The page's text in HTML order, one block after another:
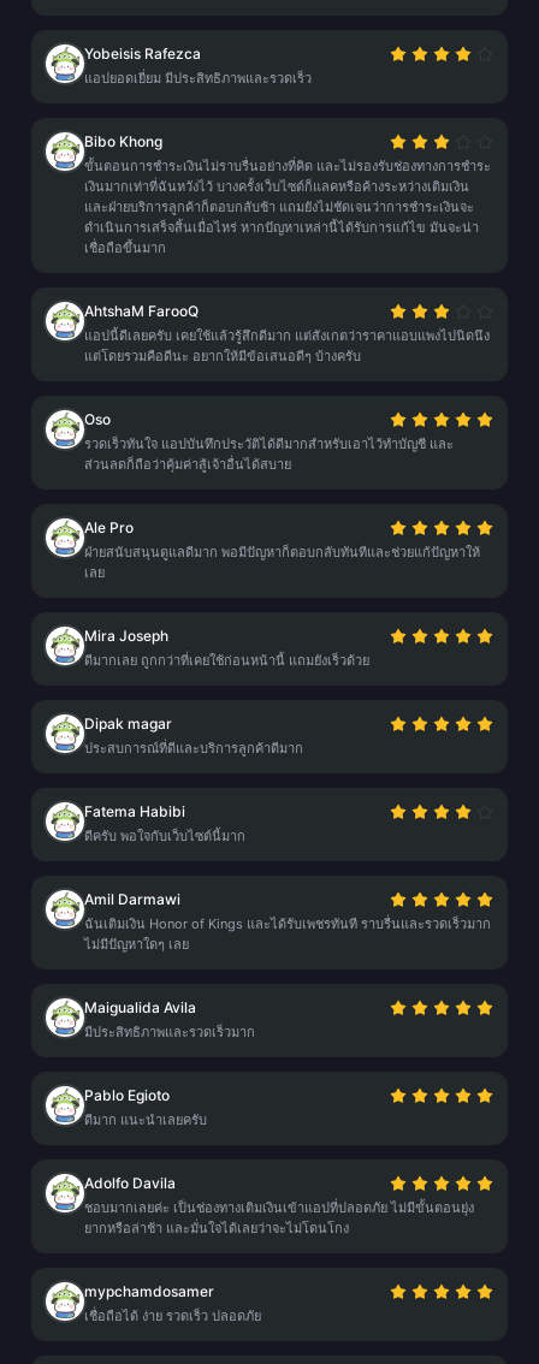
Yobeisis Rafezca
แอปยอดเยี่ยม มีประสิทธิภาพและรวดเร็ว
Bibo Khong
ขั้นตอนการชำระเงินไม่ราบรื่นอย่างที่คิด และไม่รองรับช่องทางการชำระ
เงินมากเท่าที่ฉันหวังไว้ บางครั้งเว็บไซต์ก็แลคหรือค้างระหว่างเติมเงิน
และฝ่ายบริการลูกค้าก็ตอบกลับช้า แถมยังไม่ชัดเจนว่าการชำระเงินจะ
ดำเนินการเสร็จสิ้นเมื่อไหร่ หากปัญหาเหล่านี้ได้รับการแก้ไข มันจะน่า
เชื่อถือขึ้นมาก
AhtshaM FarooQ
แอปนี้ดีเลยครับ เคยใช้แล้วรู้สึกดีมาก แต่สังเกตว่าราคาแอบแพงไปนิดนึง
แต่โดยรวมคือดีนะ อยากให้มีข้อเสนอดีๆ บ้างครับ
Oso
รวดเร็วทันใจ แอปบันทึกประวัติได้ดีมากสำหรับเอาไว้ทำบัญชี และ
ส่วนลดก็ถือว่าคุ้มค่าสู้เจ้าอื่นได้สบาย
Ale Pro
ฝ่ายสนับสนุนดูแลดีมาก พอมีปัญหาก็ตอบกลับทันทีและช่วยแก้ปัญหาให้
เลย
Mira Joseph
ดีมากเลย ถูกกว่าที่เคยใช้ก่อนหน้านี้ แถมยังเร็วด้วย
Dipak magar
ประสบการณ์ที่ดีและบริการลูกค้าดีมาก
Fatema Habibi
ดีครับ พอใจกับเว็บไซต์นี้มาก
Amil Darmawi
ฉันเติมเงิน Honor of Kings และได้รับเพชรทันที ราบรื่นและรวดเร็วมาก
ไม่มีปัญหาใดๆ เลย
Maigualida Avila
มีประสิทธิภาพและรวดเร็วมาก
Pablo Egioto
ดีมาก แนะนำเลยครับ
Adolfo Davila
ชอบมากเลยค่ะ เป็นช่องทางเติมเงินเข้าแอปที่ปลอดภัย ไม่มีขั้นตอนยุ่ง
ยากหรือล่าช้า และมั่นใจได้เลยว่าจะไม่โดนโกง
mypchamdosamer
เชื่อถือได้ ง่าย รวดเร็ว ปลอดภัย